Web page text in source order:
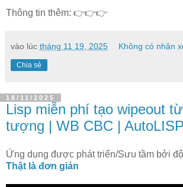
Thông tin thêm: 👉👉👉
vào lúc tháng 11 19, 2025 Không có nhận
Chia sẻ
18/11/2025
Lisp miễn phí tạo wipeout
tượng | WB CBC |
Ứng dụng được phát triển/Sưu tầm bởi
Thật là đơn giản